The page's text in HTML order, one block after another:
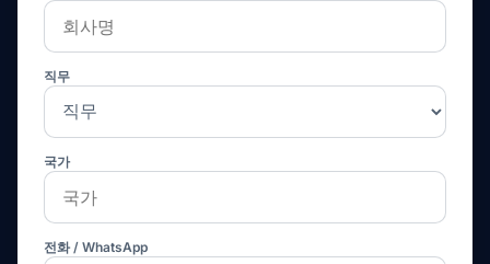
직무
국가
전화 / WhatsApp